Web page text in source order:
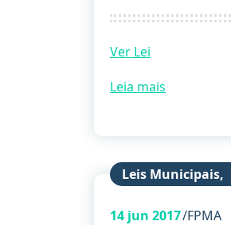
Ver Lei
Leia mais
Leis Municipais,
14 jun 2017 FPMA